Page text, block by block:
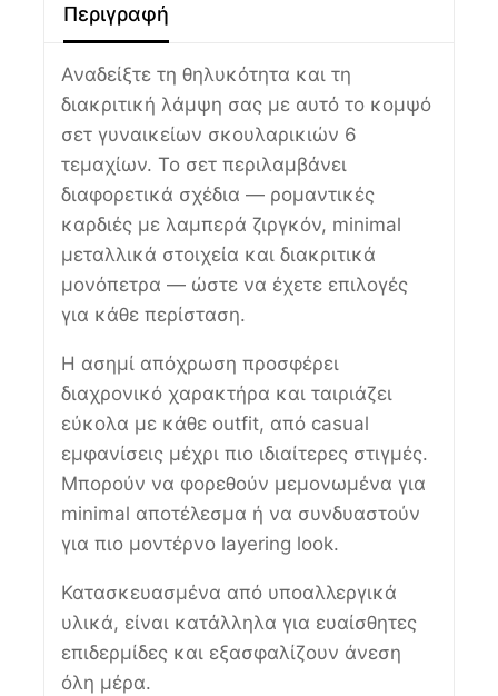
Περιγραφή
Αναδείξτε τη θηλυκότητα και τη
διακριτική λάμψη σας με αυτό το κομψό
σετ γυναικείων σκουλαρικιών 6
τεμαχίων. Το σετ περιλαμβάνει
διαφορετικά σχέδια — ρομαντικές
καρδιές με λαμπερά ζιργκόν, minimal
μεταλλικά στοιχεία και διακριτικά
μονόπετρα — ώστε να έχετε επιλογές
για κάθε περίσταση.
Η ασημί απόχρωση προσφέρει
διαχρονικό χαρακτήρα και ταιριάζει
εύκολα με κάθε outfit, από casual
εμφανίσεις μέχρι πιο ιδιαίτερες στιγμές.
Μπορούν να φορεθούν μεμονωμένα για
minimal αποτέλεσμα ή να συνδυαστούν
για πιο μοντέρνο layering look.
Κατασκευασμένα από υποαλλεργικά
υλικά, είναι κατάλληλα για ευαίσθητες
επιδερμίδες και εξασφαλίζουν άνεση
όλη μέρα.